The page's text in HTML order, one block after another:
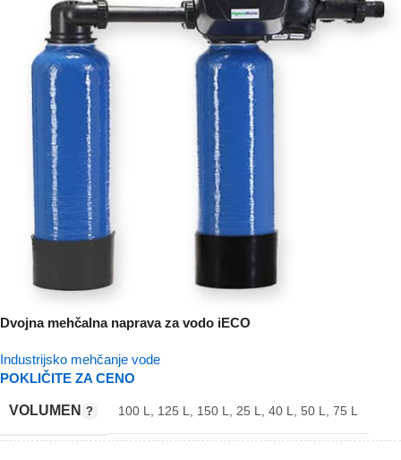
Dvojna mehčalna naprava za vodo iECO
Industrijsko mehčanje vode
POKLIČITE ZA CENO
VOLUMEN 100 L 125 L 150 L 25 L 40 L 50 L 75 L